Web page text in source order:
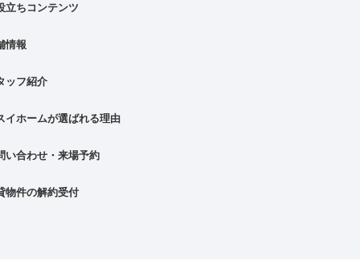
立ちコンテンツ
情報
ッフ紹介
イホームが選ばれる理由
い合わせ・来場予約
物件の解約受付